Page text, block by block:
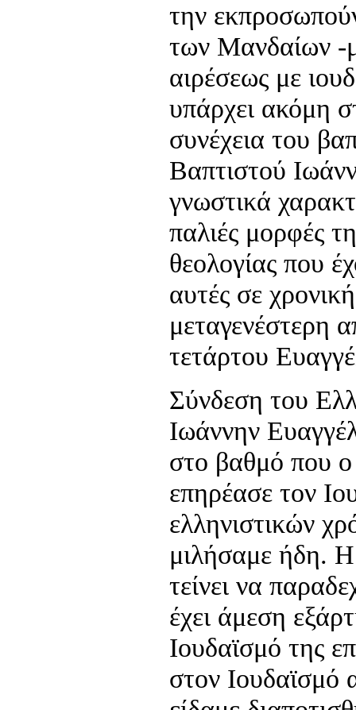
την
των Μανδαίων -
αιρέσεως με
υπάρχει ακόμη
συνέχεια του
Βαπτιστού
γνωστικά
παλιές μορφές
θεολογίας που
αυτές σε
μεταγενέστερη
τετάρτου
Σύνδεση του
Ιωάννην
στο βαθμό που
επηρέασε τον
ελληνιστικών
μιλήσαμε ήδη.
τείνει να
έχει άμεση
Ιουδαϊσμό της
στον Ιουδαϊσμό